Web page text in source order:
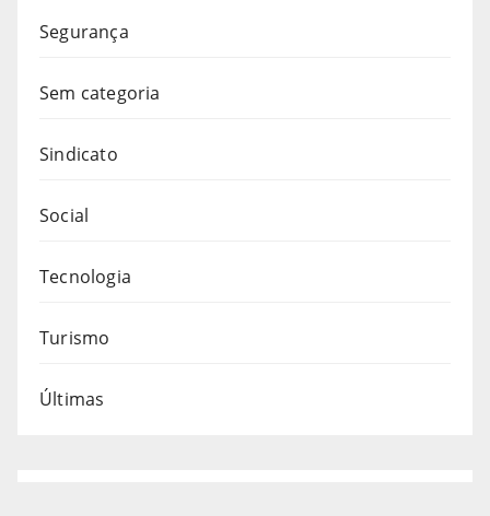
Segurança
Sem categoria
Sindicato
Social
Tecnologia
Turismo
Últimas